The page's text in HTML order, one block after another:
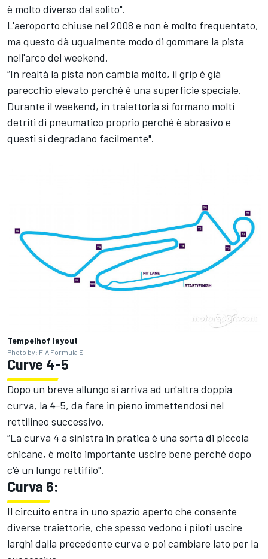
è molto diverso dal solito".
L'aeroporto chiuse nel 2008 e non è molto frequentato,
ma questo dà ugualmente modo di gommare la pista
nell'arco del weekend.
“In realtà la pista non cambia molto, il grip è già
parecchio elevato perché è una superficie speciale.
Durante il weekend, in traiettoria si formano molti
detriti di pneumatico proprio perché è abrasivo e
questi si degradano facilmente".
Tempelhof layout
Photo by: FIA Formula E
Curve 4-5
Dopo un breve allungo si arriva ad un'altra doppia
curva, la 4-5, da fare in pieno immettendosi nel
rettilineo successivo.
“La curva 4 a sinistra in pratica è una sorta di piccola
chicane, è molto importante uscire bene perché dopo
c'è un lungo rettifilo".
Curva 6:
Il circuito entra in uno spazio aperto che consente
diverse traiettorie, che spesso vedono i piloti uscire
larghi dalla precedente curva e poi cambiare lato per la